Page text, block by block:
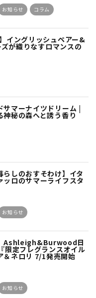
お知らせ コラム
イングリッシュペアー&
が織りなすロマンスの
サマーナイツドリーム |
秘の森へと誘う香り
らしのおすそわけ】イタ
ッロのサマーライフスタ
お知らせ
】Ashleigh&Burwood日
限定フレグランスオイル
＆ネロリ 7/1発売開始
お知らせ